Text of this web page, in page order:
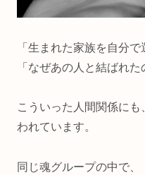
「生まれた家族を自分で
「なぜあの人と結ばれた
こういった人間関係にも
われています。
同じ魂グループの中で、